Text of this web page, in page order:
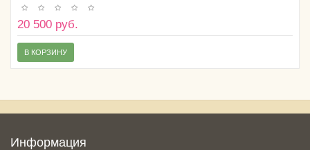
20 500 руб.
В КОРЗИНУ
Информация